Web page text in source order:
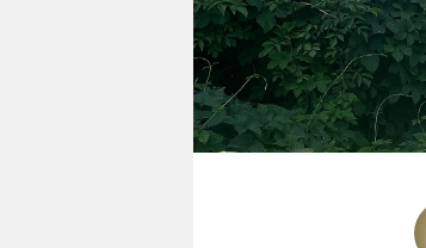
fragen & hilfe
unterstützen
abo
genossenschaft